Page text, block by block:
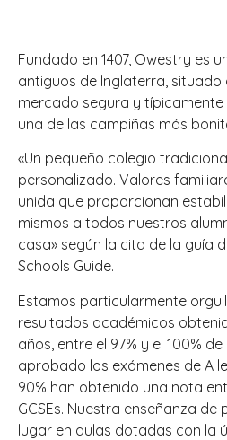
Fundado en 1407, Owestry es
antiguos de Inglaterra,
mercado segura y
una de las campiñas más
«Un pequeño colegio
personalizado. Valores
unida que proporcionan
mismos a todos nuestros
casa» según la cita de la guía
Schools Guide.
Estamos particularmente
resultados académicos
años, entre el 97% y el 100%
aprobado los exámenes de A
90% han obtenido una nota
GCSEs. Nuestra enseñanza
lugar en aulas dotadas con la